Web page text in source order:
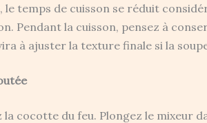
temps de cuisson se réduit
Pendant la cuisson, pensez à
à ajuster la texture finale si la
cocotte du feu. Plongez le mixeur